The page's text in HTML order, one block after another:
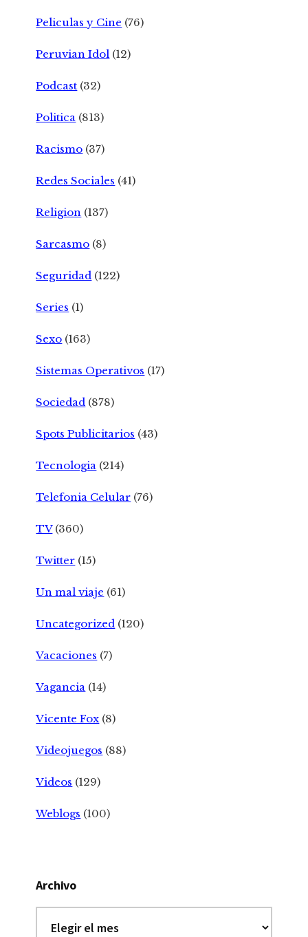
Peliculas y Cine (76)
Peruvian Idol (12)
Podcast (32)
Politica (813)
Racismo (37)
Redes Sociales (41)
Religion (137)
Sarcasmo (8)
Seguridad (122)
Series (1)
Sexo (163)
Sistemas Operativos (17)
Sociedad (878)
Spots Publicitarios (43)
Tecnologia (214)
Telefonia Celular (76)
TV(360)
Twitter (15)
Un mal viaje (61)
Uncategorized (120)
Vacaciones (7)
Vagancia (14)
Vicente Fox (8)
Videojuegos (88)
Videos (129)
Weblogs (100)
Archivo